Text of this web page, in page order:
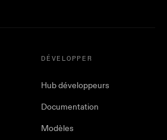
DÉVELOPPER
Hub développeurs
Documentation
Modèles